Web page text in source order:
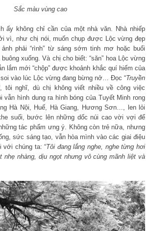
Sắc màu vùng cao
ấy không chỉ cần của một nhà văn. Nhà nhiếp
vì, như chị nói, muốn chụp được Lộc vừng đẹp
ảnh phải “rình” từ sáng sớm tinh mơ hoặc buổi
xuống. Và chị cho biết: “săn” hoa Lộc vừng
lắm mới “chộp” được khoảnh khắc quí hiếm của
vào lúc Lộc vừng đang bừng nở… Đọc “Truyền
tôi nghĩ, dù chị không viết nhiều về công việc
vẫn hình dung ra hình bóng của Tuyết Minh rong
Hà Nội, Huế, Hà Giang, Hương Sơn…, len lỏi
suối, bước lên những dốc núi cao vời vợi để
tác phẩm ưng ý. Không còn trẻ nữa, nhưng
sức sáng tạo, vẫn hòa mình vào các giai điệu
với chúng ta: “Tôi đang lắng nghe, nghe từng hơi
nhẹ nhàng, dịu ngọt nhưng vô cùng mãnh liệt và